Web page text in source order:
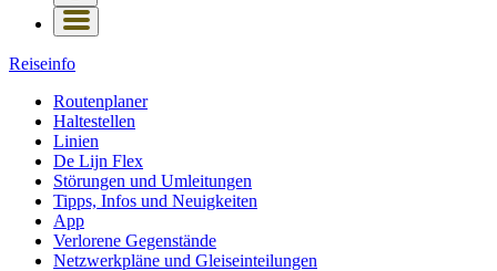
Reiseinfo
Routenplaner
Haltestellen
Linien
De Lijn Flex
Störungen und Umleitungen
Tipps, Infos und Neuigkeiten
App
Verlorene Gegenstände
Netzwerkpläne und Gleiseinteilungen